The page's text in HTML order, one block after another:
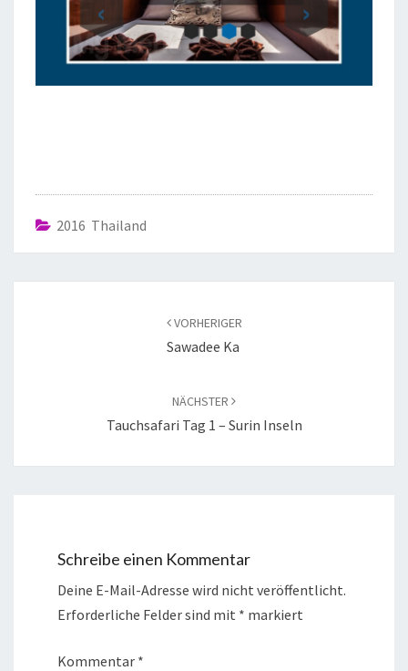
2016 Thailand
VORHERIGER
Sawadee Ka
NÄCHSTER
Tauchsafari Tag 1 – Surin Inseln
Schreibe einen Kommentar
Deine E-Mail-Adresse wird nicht veröffentlicht.
Erforderliche Felder sind mit * markiert
Kommentar *